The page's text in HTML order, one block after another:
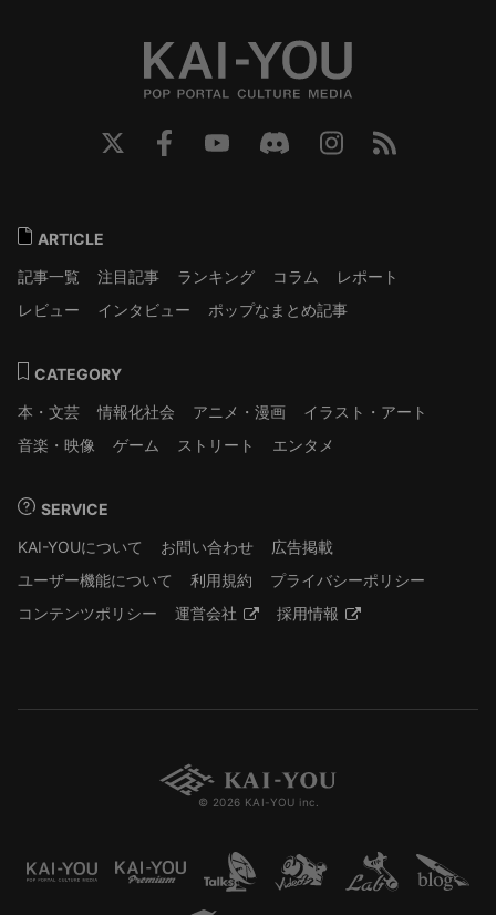
ARTICLE
記事一覧
注目記事 ランキング コラム
レポート
レビュー
インタビュー ポップなまとめ記事
CATEGORY
本・文芸
情報化社会 アニメ・漫画
イラスト・アート
音楽・映像
ゲーム ストリート エンタメ
SERVICE
KAI-YOUについて
お問い合わせ
広告掲載
ユーザー機能について
利用規約
プライバシーポリシー
コンテンツポリシー
運営会社 採用情報
© 2026 KAI-YOU inc.